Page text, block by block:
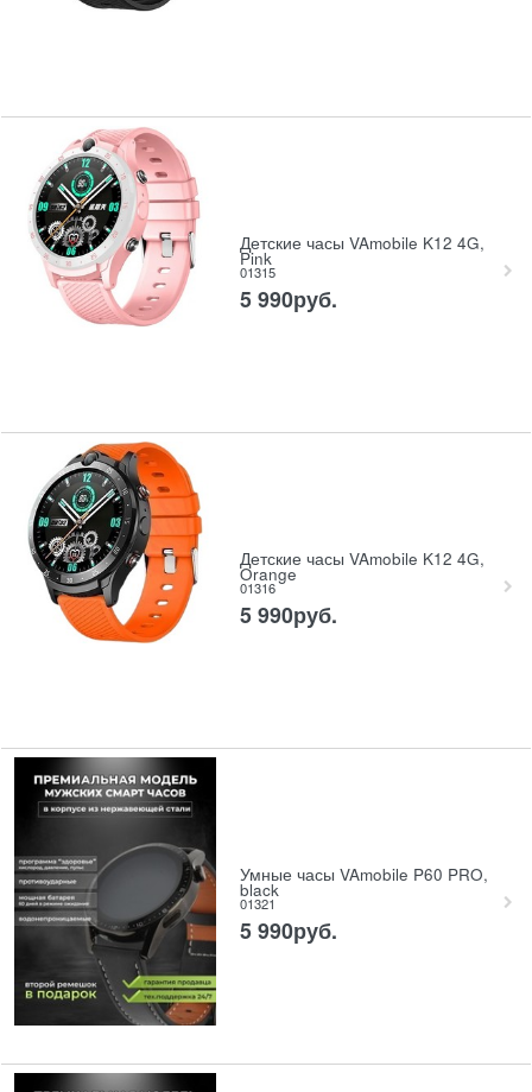
Детские часы VAmobile K12 4G,
Pink
01315
5 990руб.
Детские часы VAmobile K12 4G,
Orange
01316
5 990руб.
Умные часы VAmobile P60 PRO,
black
01321
5 990руб.